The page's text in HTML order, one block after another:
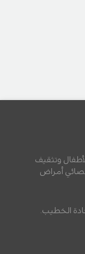
وتثقيف
أمراض
الخطيب.